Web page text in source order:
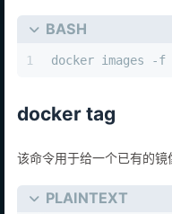
BASH
1 docker images -f
docker tag
该命令用于给一个已有的镜
PLAINTEXT